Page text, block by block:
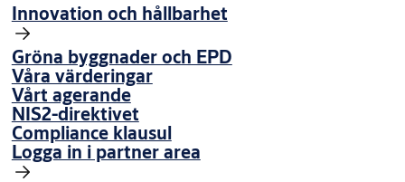
Innovation och hållbarhet
Gröna byggnader och EPD
Våra värderingar
Vårt agerande
NIS2-direktivet
Compliance klausul
Logga in i partner area